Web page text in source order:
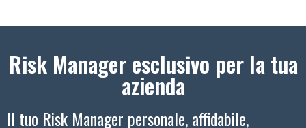
Risk Manager esclusivo per la tua
azienda
Il tuo Risk Manager personale, affidabile,